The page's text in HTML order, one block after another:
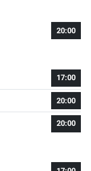
20:00
17:00
20:00
20:00